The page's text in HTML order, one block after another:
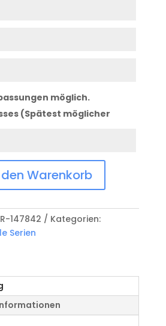
möglich.
(Spätest möglicher
Warenkorb
147842
Kategorien:
Serien